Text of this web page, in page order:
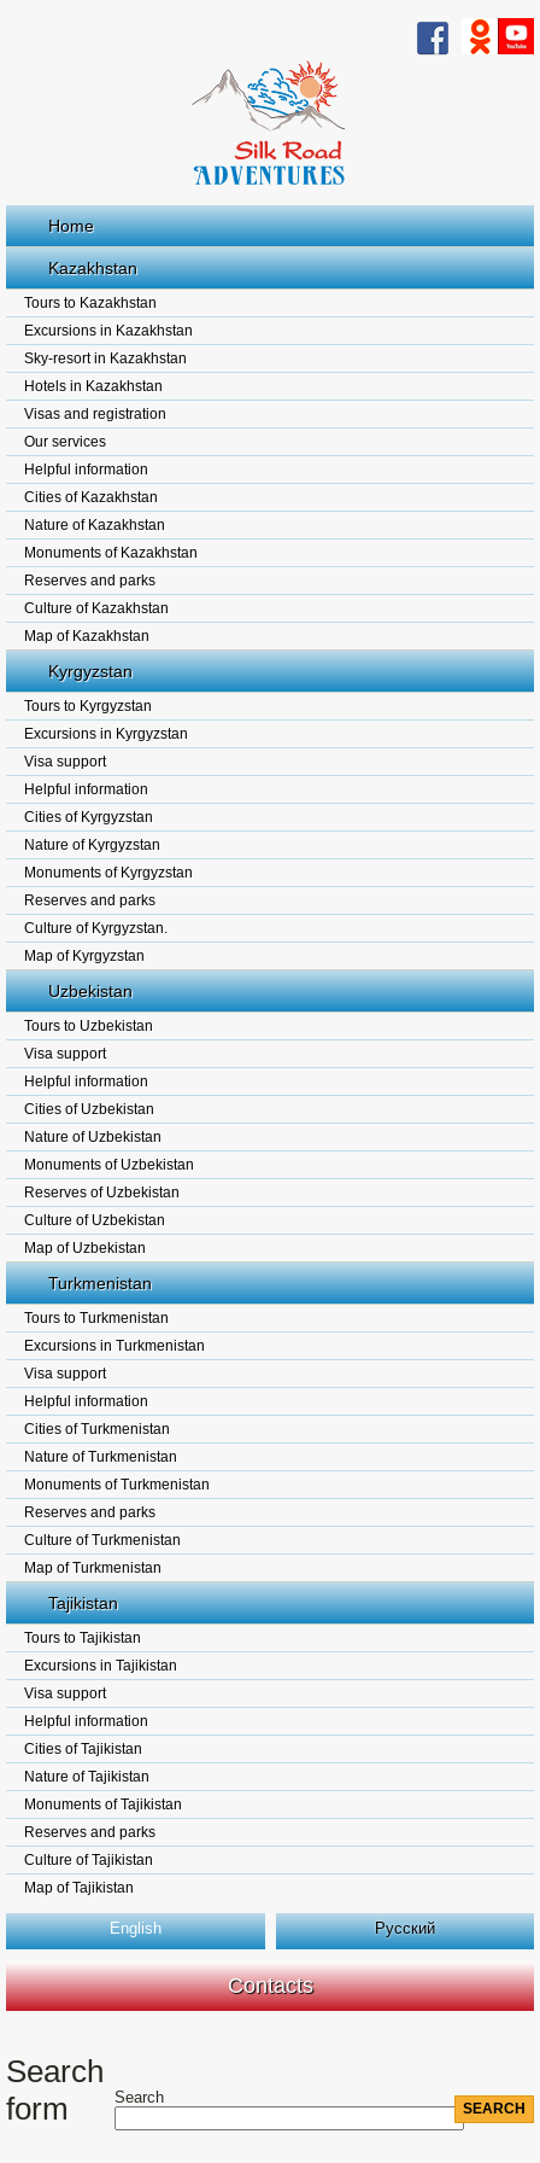
Home
Kazakhstan
Tours to Kazakhstan
Excursions in Kazakhstan
Sky-resort in Kazakhstan
Hotels in Kazakhstan
Visas and registration
Our services
Helpful information
Cities of Kazakhstan
Nature of Kazakhstan
Monuments of Kazakhstan
Reserves and parks
Culture of Kazakhstan
Map of Kazakhstan
Kyrgyzstan
Tours to Kyrgyzstan
Excursions in Kyrgyzstan
Visa support
Helpful information
Cities of Kyrgyzstan
Nature of Kyrgyzstan
Monuments of Kyrgyzstan
Reserves and parks
Culture of Kyrgyzstan.
Map of Kyrgyzstan
Uzbekistan
Tours to Uzbekistan
Visa support
Helpful information
Cities of Uzbekistan
Nature of Uzbekistan
Monuments of Uzbekistan
Reserves of Uzbekistan
Culture of Uzbekistan
Map of Uzbekistan
Turkmenistan
Tours to Turkmenistan
Excursions in Turkmenistan
Visa support
Helpful information
Cities of Turkmenistan
Nature of Turkmenistan
Monuments of Turkmenistan
Reserves and parks
Culture of Turkmenistan
Map of Turkmenistan
Tajikistan
Tours to Tajikistan
Excursions in Tajikistan
Visa support
Helpful information
Cities of Tajikistan
Nature of Tajikistan
Monuments of Tajikistan
Reserves and parks
Culture of Tajikistan
Map of Tajikistan
English Русский
Contacts
Search
form
Search